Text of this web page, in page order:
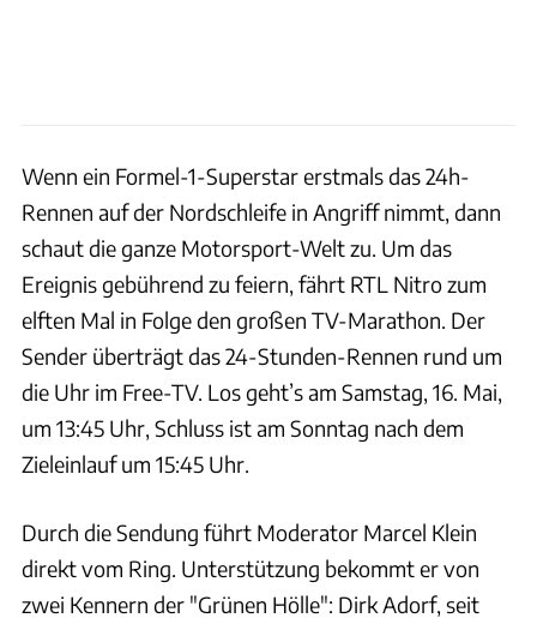
Wenn ein Formel-1-Superstar erstmals das 24h-
Rennen auf der Nordschleife in Angriff nimmt, dann
schaut die ganze Motorsport-Welt zu. Um das
Ereignis gebührend zu feiern, fährt RTL Nitro zum
elften Mal in Folge den großen TV-Marathon. Der
Sender überträgt das 24-Stunden-Rennen rund um
die Uhr im Free-TV. Los geht’s am Samstag, 16. Mai,
um 13:45 Uhr, Schluss ist am Sonntag nach dem
Zieleinlauf um 15:45 Uhr.
Durch die Sendung führt Moderator Marcel Klein
direkt vom Ring. Unterstützung bekommt er von
zwei Kennern der "Grünen Hölle": Dirk Adorf, seit